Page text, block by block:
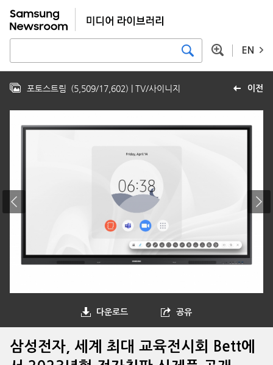
EN
이전
포토스트림 (5,509/17,602) | TV/사이니지
다운로드 공유
삼성전자, 세계 최대 교육전시회 Bett에